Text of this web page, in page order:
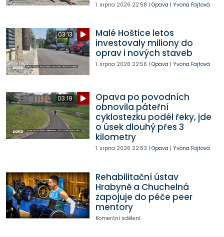
1. srpna 2026 22:58 | Opava | Yvona Fajtová
03:13
Malé Hoštice letos
investovaly miliony do
oprav i nových staveb
1. srpna 2026 22:56 | Opava | Yvona Fajtová
03:19
Opava po povodních
obnovila páteřní
cyklostezku podél řeky, jde
o úsek dlouhý přes 3
kilometry
1. srpna 2026 22:53 | Opava | Yvona Fajtová
Rehabilitační ústav
Hrabyně a Chuchelná
zapojuje do péče peer
mentory
Komerční sdělení